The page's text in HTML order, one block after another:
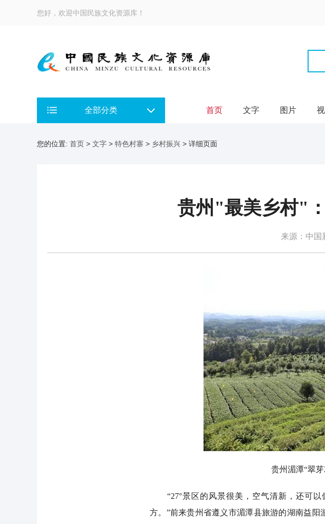
您好，欢迎中国民族文化资源库！
全部分类 首页 文字 图片
您的位置: 首页 > 文字 > 特色村寨 > 乡村振兴 > 详细页面
贵州"最美乡村"
来源：中国
贵州湄潭“翠
“27°景区的风景很美，空气清新，还可以
方。”前来贵州省遵义市湄潭县旅游的湖南益阳